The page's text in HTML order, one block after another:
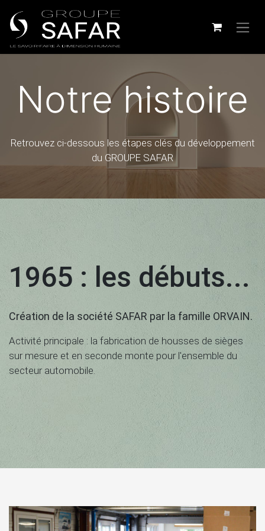
Notre histoire
Retrouvez ci-dessous les étapes clés du développement
du GROUPE SAFAR
1965 : les débuts...
Création de la société SAFAR par la famille ORVAIN.
Activité principale : la fabrication de housses de sièges
sur mesure et en seconde monte pour l'ensemble du
secteur automobile.